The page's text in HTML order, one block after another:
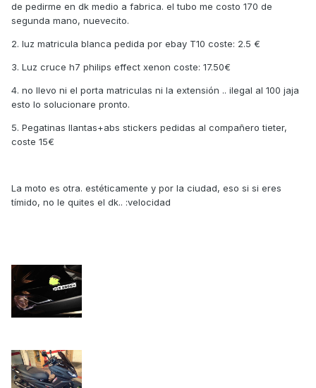
de pedirme en dk medio a fabrica. el tubo me costo 170 de
segunda mano, nuevecito.
2. luz matricula blanca pedida por ebay T10 coste: 2.5 €
3. Luz cruce h7 philips effect xenon coste: 17.50€
4. no llevo ni el porta matriculas ni la extensión .. ilegal al 100 jaja
esto lo solucionare pronto.
5. Pegatinas llantas+abs stickers pedidas al compañero tieter,
coste 15€
La moto es otra. estéticamente y por la ciudad, eso si si eres
tímido, no le quites el dk.. :velocidad